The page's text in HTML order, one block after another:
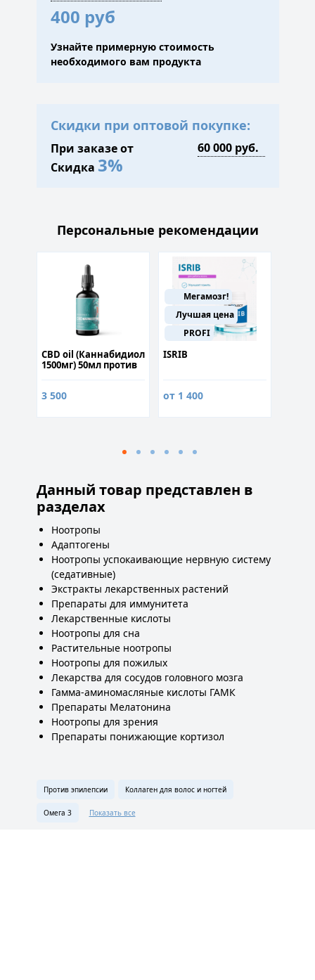
400 руб
Узнайте примерную стоимость
необходимого вам продукта
Скидки при оптовой покупке:
При заказе от
Скидка 3%
Персональные рекомендации
CBD oil (Каннабидиол
1500мг) 50мл против
3 500
Мегамозг!
Лучшая цена
PROFI
ISRIB
от 1 400
Данный товар представлен в
разделах
Ноотропы
Адаптогены
Ноотропы успокаивающие нервную систему
(седативные)
Экстракты лекарственных растений
Препараты для иммунитета
Лекарственные кислоты
Ноотропы для сна
Растительные ноотропы
Ноотропы для пожилых
Лекарства для сосудов головного мозга
Гамма-аминомасляные кислоты ГАМК
Препараты Мелатонина
Ноотропы для зрения
Препараты понижающие кортизол
Против эпилепсии Коллаген для волос и ногтей
Омега 3 Показать все